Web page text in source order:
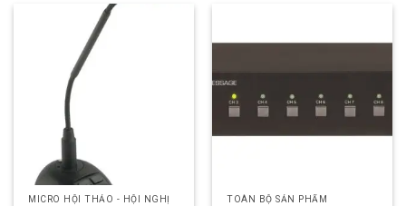
MICRO HỘI THẢO - HỘI NGHỊ TOÀN BỘ SẢN PHẨM